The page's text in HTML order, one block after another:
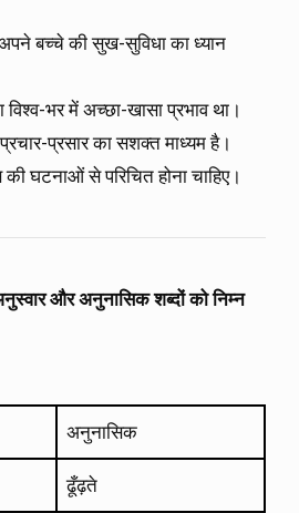
बच्चे की सुख-सुविधा का ध्यान
भर में अच्छा-खासा प्रभाव था।
प्रचार-प्रसार का सशक्त माध्यम है।
घटनाओं से परिचित होना चाहिए।
और अनुनासिक शब्दों को निम्न
अनुनासिक
ढूँढ़ते